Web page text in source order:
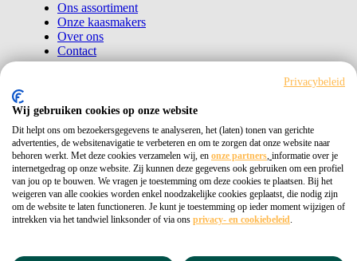
Privacybeleid
Wij gebruiken cookies op onze website
Dit helpt ons om bezoekersgegevens te analyseren, het (laten) tonen van gerichte
advertenties, de websitenavigatie te verbeteren en om te zorgen dat onze website naar
behoren werkt. Met deze cookies verzamelen wij, en onze partners, informatie over je
internetgedrag op onze website. Zij kunnen deze gegevens ook gebruiken om een profiel
van jou op te bouwen. We vragen je toestemming om deze cookies te plaatsen. Bij het
weigeren van alle cookies worden enkel noodzakelijke cookies geplaatst, die nodig zijn
om de website te laten functioneren. Je kunt je toestemming op ieder moment wijzigen of
intrekken via het tandwiel linksonder of via ons privacy- en cookiebeleid.
Ons assortiment
Onze kaasmakers
Over ons
Contact
Copyright © 2026 Kaashandel Remijn
Kvk 11026405
Privacybeleid